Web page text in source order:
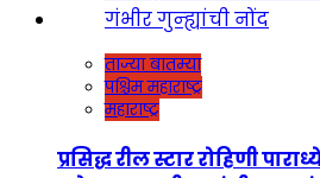
ताज्या बातम्या
पश्चिम महाराष्ट्र
महाराष्ट्र
प्रसिद्ध रील स्टार रोहिणी